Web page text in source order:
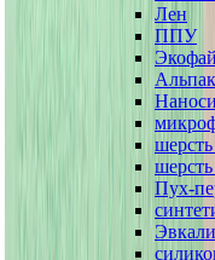
Лен
ППУ
Пух-